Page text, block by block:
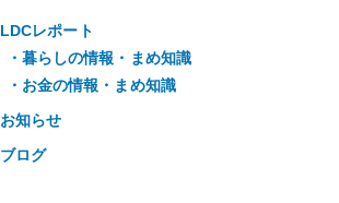
LDCレポート
暮らしの情報・まめ知識
お金の情報・まめ知識
お知らせ
ブログ